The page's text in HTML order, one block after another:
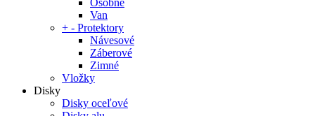
Osobné
Van
+ - Protektory
Návesové
Záberové
Zimné
Vložky
Disky
Disky oceľové